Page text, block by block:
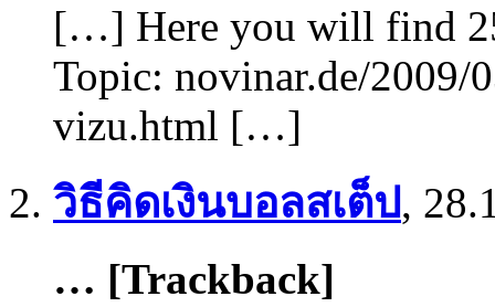
[…] Here you will find
Topic: novinar.de/2009/
vizu.html […]
วิธีคิดเงินบอลสเต็ป,
… [Trackback]